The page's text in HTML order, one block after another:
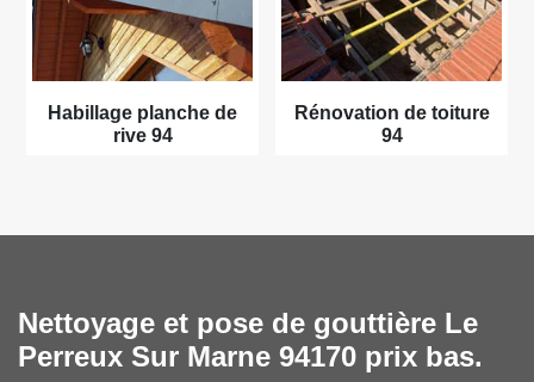
Habillage planche de
rive 94
Rénovation de toiture
94
Nettoyage et pose de gouttière Le
Perreux Sur Marne 94170 prix bas.